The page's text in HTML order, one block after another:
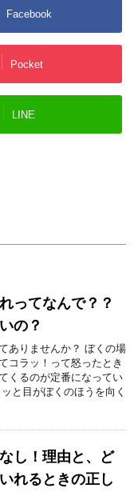
Facebook
Pocket
LINE
ってなんで？？
の？
ありませんか？ ぼくの場
コラッ！って怒ったとき
くるのが定番になってい
と目がぼくのほうを向く
し！理由と、ど
れるときの正し